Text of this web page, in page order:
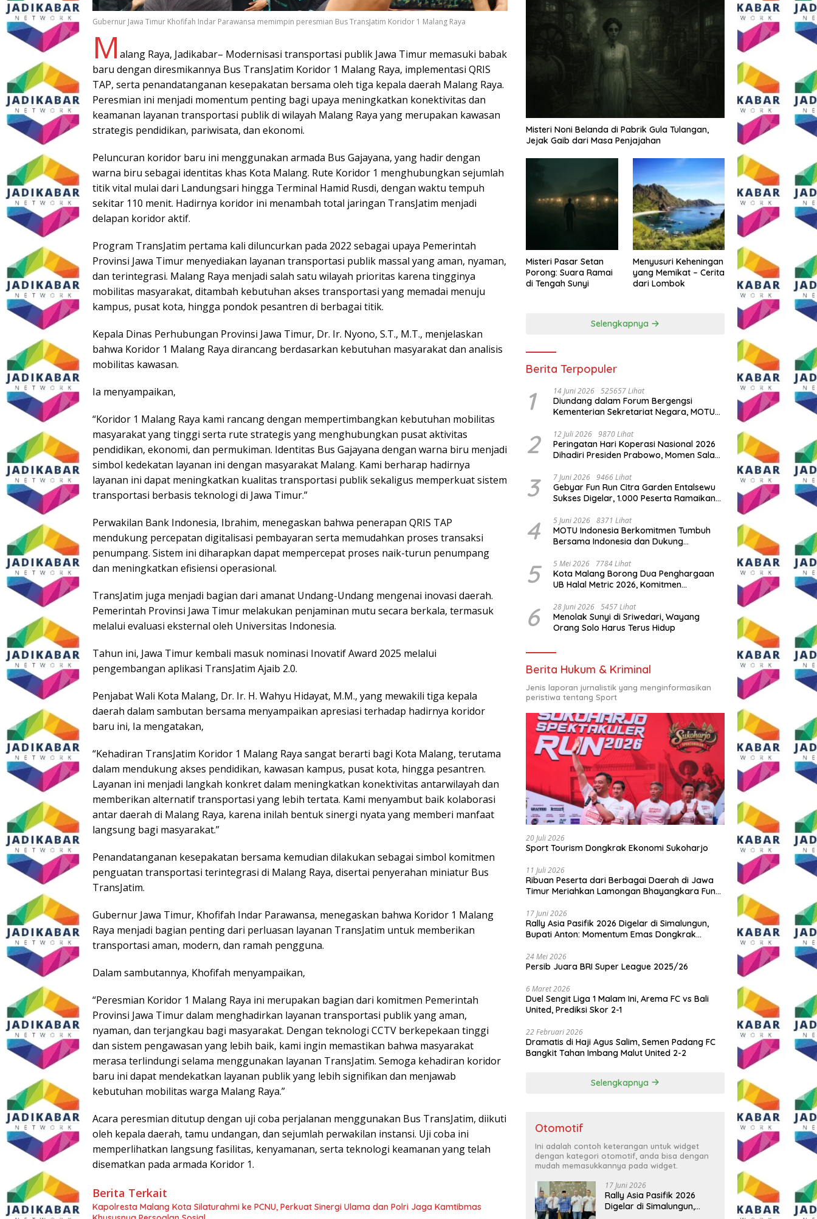
Gubernur Jawa Timur Khofifah Indar Parawansa memimpin peresmian Bus TransJatim Koridor 1 Malang Raya
Malang Raya, Jadikabar– Modernisasi transportasi publik Jawa Timur memasuki babak
baru dengan diresmikannya Bus TransJatim Koridor 1 Malang Raya, implementasi QRIS
TAP, serta penandatanganan kesepakatan bersama oleh tiga kepala daerah Malang Raya.
Peresmian ini menjadi momentum penting bagi upaya meningkatkan konektivitas dan
keamanan layanan transportasi publik di wilayah Malang Raya yang merupakan kawasan
strategis pendidikan, pariwisata, dan ekonomi.
Peluncuran koridor baru ini menggunakan armada Bus Gajayana, yang hadir dengan
warna biru sebagai identitas khas Kota Malang. Rute Koridor 1 menghubungkan sejumlah
titik vital mulai dari Landungsari hingga Terminal Hamid Rusdi, dengan waktu tempuh
sekitar 110 menit. Hadirnya koridor ini menambah total jaringan TransJatim menjadi
delapan koridor aktif.
Program TransJatim pertama kali diluncurkan pada 2022 sebagai upaya Pemerintah
Provinsi Jawa Timur menyediakan layanan transportasi publik massal yang aman, nyaman,
dan terintegrasi. Malang Raya menjadi salah satu wilayah prioritas karena tingginya
mobilitas masyarakat, ditambah kebutuhan akses transportasi yang memadai menuju
kampus, pusat kota, hingga pondok pesantren di berbagai titik.
Kepala Dinas Perhubungan Provinsi Jawa Timur, Dr. Ir. Nyono, S.T., M.T., menjelaskan
bahwa Koridor 1 Malang Raya dirancang berdasarkan kebutuhan masyarakat dan analisis
mobilitas kawasan.
Ia menyampaikan,
“Koridor 1 Malang Raya kami rancang dengan mempertimbangkan kebutuhan mobilitas
masyarakat yang tinggi serta rute strategis yang menghubungkan pusat aktivitas
pendidikan, ekonomi, dan permukiman. Identitas Bus Gajayana dengan warna biru menjadi
simbol kedekatan layanan ini dengan masyarakat Malang. Kami berharap hadirnya
layanan ini dapat meningkatkan kualitas transportasi publik sekaligus memperkuat sistem
transportasi berbasis teknologi di Jawa Timur.”
Perwakilan Bank Indonesia, Ibrahim, menegaskan bahwa penerapan QRIS TAP
mendukung percepatan digitalisasi pembayaran serta memudahkan proses transaksi
penumpang. Sistem ini diharapkan dapat mempercepat proses naik-turun penumpang
dan meningkatkan efisiensi operasional.
TransJatim juga menjadi bagian dari amanat Undang-Undang mengenai inovasi daerah.
Pemerintah Provinsi Jawa Timur melakukan penjaminan mutu secara berkala, termasuk
melalui evaluasi eksternal oleh Universitas Indonesia.
Tahun ini, Jawa Timur kembali masuk nominasi Inovatif Award 2025 melalui
pengembangan aplikasi TransJatim Ajaib 2.0.
Penjabat Wali Kota Malang, Dr. Ir. H. Wahyu Hidayat, M.M., yang mewakili tiga kepala
daerah dalam sambutan bersama menyampaikan apresiasi terhadap hadirnya koridor
baru ini, Ia mengatakan,
“Kehadiran TransJatim Koridor 1 Malang Raya sangat berarti bagi Kota Malang, terutama
dalam mendukung akses pendidikan, kawasan kampus, pusat kota, hingga pesantren.
Layanan ini menjadi langkah konkret dalam meningkatkan konektivitas antarwilayah dan
memberikan alternatif transportasi yang lebih tertata. Kami menyambut baik kolaborasi
antar daerah di Malang Raya, karena inilah bentuk sinergi nyata yang memberi manfaat
langsung bagi masyarakat.”
Penandatanganan kesepakatan bersama kemudian dilakukan sebagai simbol komitmen
penguatan transportasi terintegrasi di Malang Raya, disertai penyerahan miniatur Bus
TransJatim.
Gubernur Jawa Timur, Khofifah Indar Parawansa, menegaskan bahwa Koridor 1 Malang
Raya menjadi bagian penting dari perluasan layanan TransJatim untuk memberikan
transportasi aman, modern, dan ramah pengguna.
Dalam sambutannya, Khofifah menyampaikan,
“Peresmian Koridor 1 Malang Raya ini merupakan bagian dari komitmen Pemerintah
Provinsi Jawa Timur dalam menghadirkan layanan transportasi publik yang aman,
nyaman, dan terjangkau bagi masyarakat. Dengan teknologi CCTV berkepekaan tinggi
dan sistem pengawasan yang lebih baik, kami ingin memastikan bahwa masyarakat
merasa terlindungi selama menggunakan layanan TransJatim. Semoga kehadiran koridor
baru ini dapat mendekatkan layanan publik yang lebih signifikan dan menjawab
kebutuhan mobilitas warga Malang Raya.”
Acara peresmian ditutup dengan uji coba perjalanan menggunakan Bus TransJatim, diikuti
oleh kepala daerah, tamu undangan, dan sejumlah perwakilan instansi. Uji coba ini
memperlihatkan langsung fasilitas, kenyamanan, serta teknologi keamanan yang telah
disematkan pada armada Koridor 1.
Berita Terkait
Kapolresta Malang Kota Silaturahmi ke PCNU, Perkuat Sinergi Ulama dan Polri Jaga Kamtibmas
Misteri Noni Belanda di Pabrik Gula Tulangan,
Jejak Gaib dari Masa Penjajahan
Misteri Pasar Setan
Porong: Suara Ramai
di Tengah Sunyi
Menyusuri Keheningan
yang Memikat – Cerita
dari Lombok
Selengkapnya
Berita Terpopuler
1 14 Juni 2026 525657 Lihat
Diundang dalam Forum Bergengsi
Kementerian Sekretariat Negara, MOTU
Indonesia
2 12 Juli 2026 9870 Lihat
Peringatan Hari Koperasi Nasional 2026
Dihadiri Presiden Prabowo, Momen Salam
3 7 Juni 2026 9466 Lihat
Gebyar Fun Run Citra Garden Entalsewu
Sukses Digelar, 1.000 Peserta Ramaikan
4 5 Juni 2026 8371 Lihat
MOTU Indonesia Berkomitmen Tumbuh
Bersama Indonesia dan Dukung
5 5 Mei 2026 7784 Lihat
Kota Malang Borong Dua Penghargaan
UB Halal Metric 2026, Komitmen
6 28 Juni 2026 5457 Lihat
Menolak Sunyi di Sriwedari, Wayang
Orang Solo Harus Terus Hidup
Berita Hukum & Kriminal
Jenis laporan jurnalistik yang menginformasikan
peristiwa tentang Sport
20 Juli 2026
Sport Tourism Dongkrak Ekonomi Sukoharjo
11 Juli 2026
Ribuan Peserta dari Berbagai Daerah di Jawa
Timur Meriahkan Lamongan Bhayangkara Fun
17 Juni 2026
Rally Asia Pasifik 2026 Digelar di Simalungun,
Bupati Anton: Momentum Emas Dongkrak
24 Mei 2026
Persib Juara BRI Super League 2025/26
6 Maret 2026
Duel Sengit Liga 1 Malam Ini, Arema FC vs Bali
United, Prediksi Skor 2-1
22 Februari 2026
Dramatis di Haji Agus Salim, Semen Padang FC
Bangkit Tahan Imbang Malut United 2-2
Selengkapnya
Otomotif
Ini adalah contoh keterangan untuk widget
dengan kategori otomotif, anda bisa dengan
mudah memasukkannya pada widget.
17 Juni 2026
Rally Asia Pasifik 2026
Digelar di Simalungun,